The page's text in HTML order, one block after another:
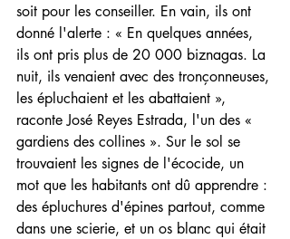
soit pour les conseiller. En vain, ils ont
donné l'alerte : « En quelques années,
ils ont pris plus de 20 000 biznagas. La
nuit, ils venaient avec des tronçonneuses,
les épluchaient et les abattaient »,
raconte José Reyes Estrada, l'un des «
gardiens des collines ». Sur le sol se
trouvaient les signes de l'écocide, un
mot que les habitants ont dû apprendre :
des épluchures d'épines partout, comme
dans une scierie, et un os blanc qui était